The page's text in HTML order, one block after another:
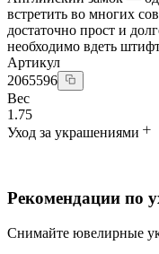
встретить во многих
достаточно прост и
необходимо вдеть
Артикул
2065596
Вес
1.75
Уход за украшениями
Рекомендации по
Снимайте ювелирные